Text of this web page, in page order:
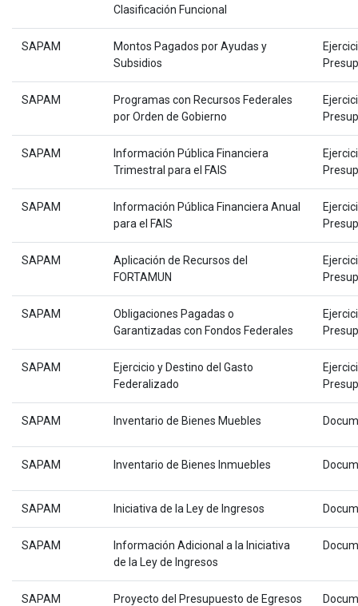
Clasificación Funcional
SAPAM
Montos Pagados por Ayudas y
Subsidios
SAPAM
Programas con Recursos Federales
por Orden de Gobierno
SAPAM
Información Pública Financiera
Trimestral para el FAIS
SAPAM
Información Pública Financiera Anual
para el FAIS
SAPAM
Aplicación de Recursos del
FORTAMUN
SAPAM
Obligaciones Pagadas o
Garantizadas con Fondos Federales
SAPAM
Ejercicio y Destino del Gasto
Federalizado
SAPAM Inventario de Bienes Muebles
SAPAM Inventario de Bienes Inmuebles
SAPAM Iniciativa de la Ley de Ingresos
SAPAM
Información Adicional a la Iniciativa
de la Ley de Ingresos
SAPAM Proyecto del Presupuesto de Egresos